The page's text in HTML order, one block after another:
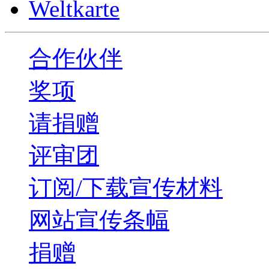
Weltkarte
合作伙伴
奖项
请捐赠
评审团
订阅/下载宣传材料
网站宣传条幅
捐赠